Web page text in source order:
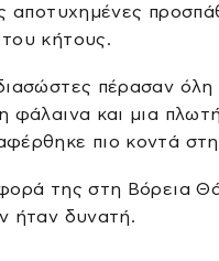
αποτυχημένες
κήτους.
πέρασαν όλη
φάλαινα και μια πλωτή
πιο κοντά
της στη Βόρεια
ήταν δυνατή.